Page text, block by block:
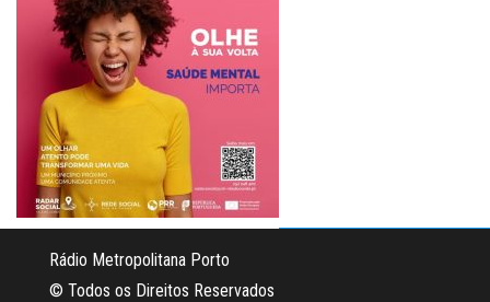
Rádio Metropolitana Porto
© Todos os Direitos Reservados